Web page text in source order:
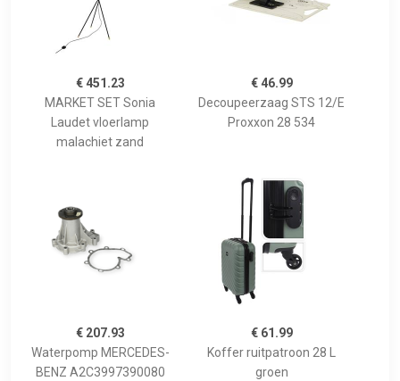
€ 451.23
MARKET SET Sonia
Laudet vloerlamp
malachiet zand
€ 46.99
Decoupeerzaag STS 12/E
Proxxon 28 534
€ 207.93
Waterpomp MERCEDES-
BENZ A2C3997390080
€ 61.99
Koffer ruitpatroon 28 L
groen